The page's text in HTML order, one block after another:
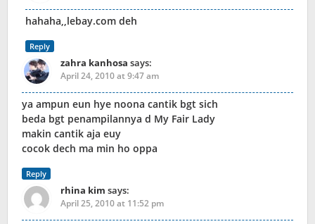
hahaha,,lebay.com deh
Reply
zahra kanhosa says:
April 24, 2010 at 9:47 am
ya ampun eun hye noona cantik bgt sich
beda bgt penampilannya d My Fair Lady
makin cantik aja euy
cocok dech ma min ho oppa
Reply
rhina kim says:
April 25, 2010 at 11:52 pm